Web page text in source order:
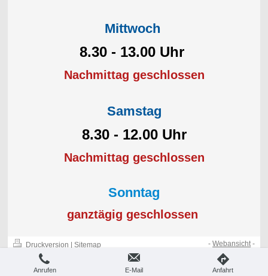
Mittwoch
8.30 - 13.00 Uhr
Nachmittag geschlossen
Samstag
8.30 - 12.00 Uhr
Nachmittag geschlossen
Sonntag
ganztägig geschlossen
Druckversion
Sitemap
© © Ski Stadl
-Webansicht-
Anrufen E-Mail Anfahrt